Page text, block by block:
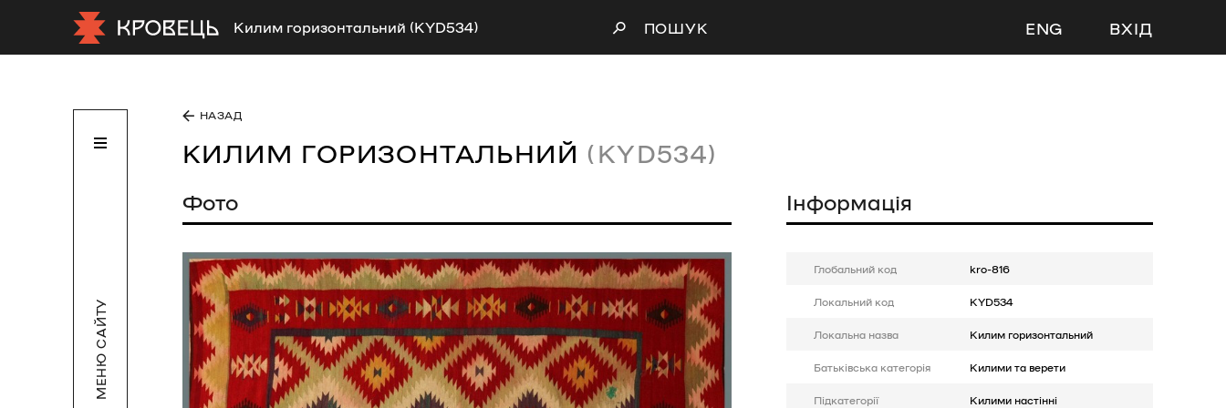
Килим горизонтальний (KYD534) ПОШУК ENG ВХІД
МЕНЮ САЙТУ
НАЗАД
КИЛИМ ГОРИЗОНТАЛЬНИЙ (KYD534)
Фото Інформація
Глобальний код kro-816
Локальний код KYD534
Локальна назва Килим горизонтальний
Батькiвська категорія Килими та верети
Підкатегорії Килими настінні